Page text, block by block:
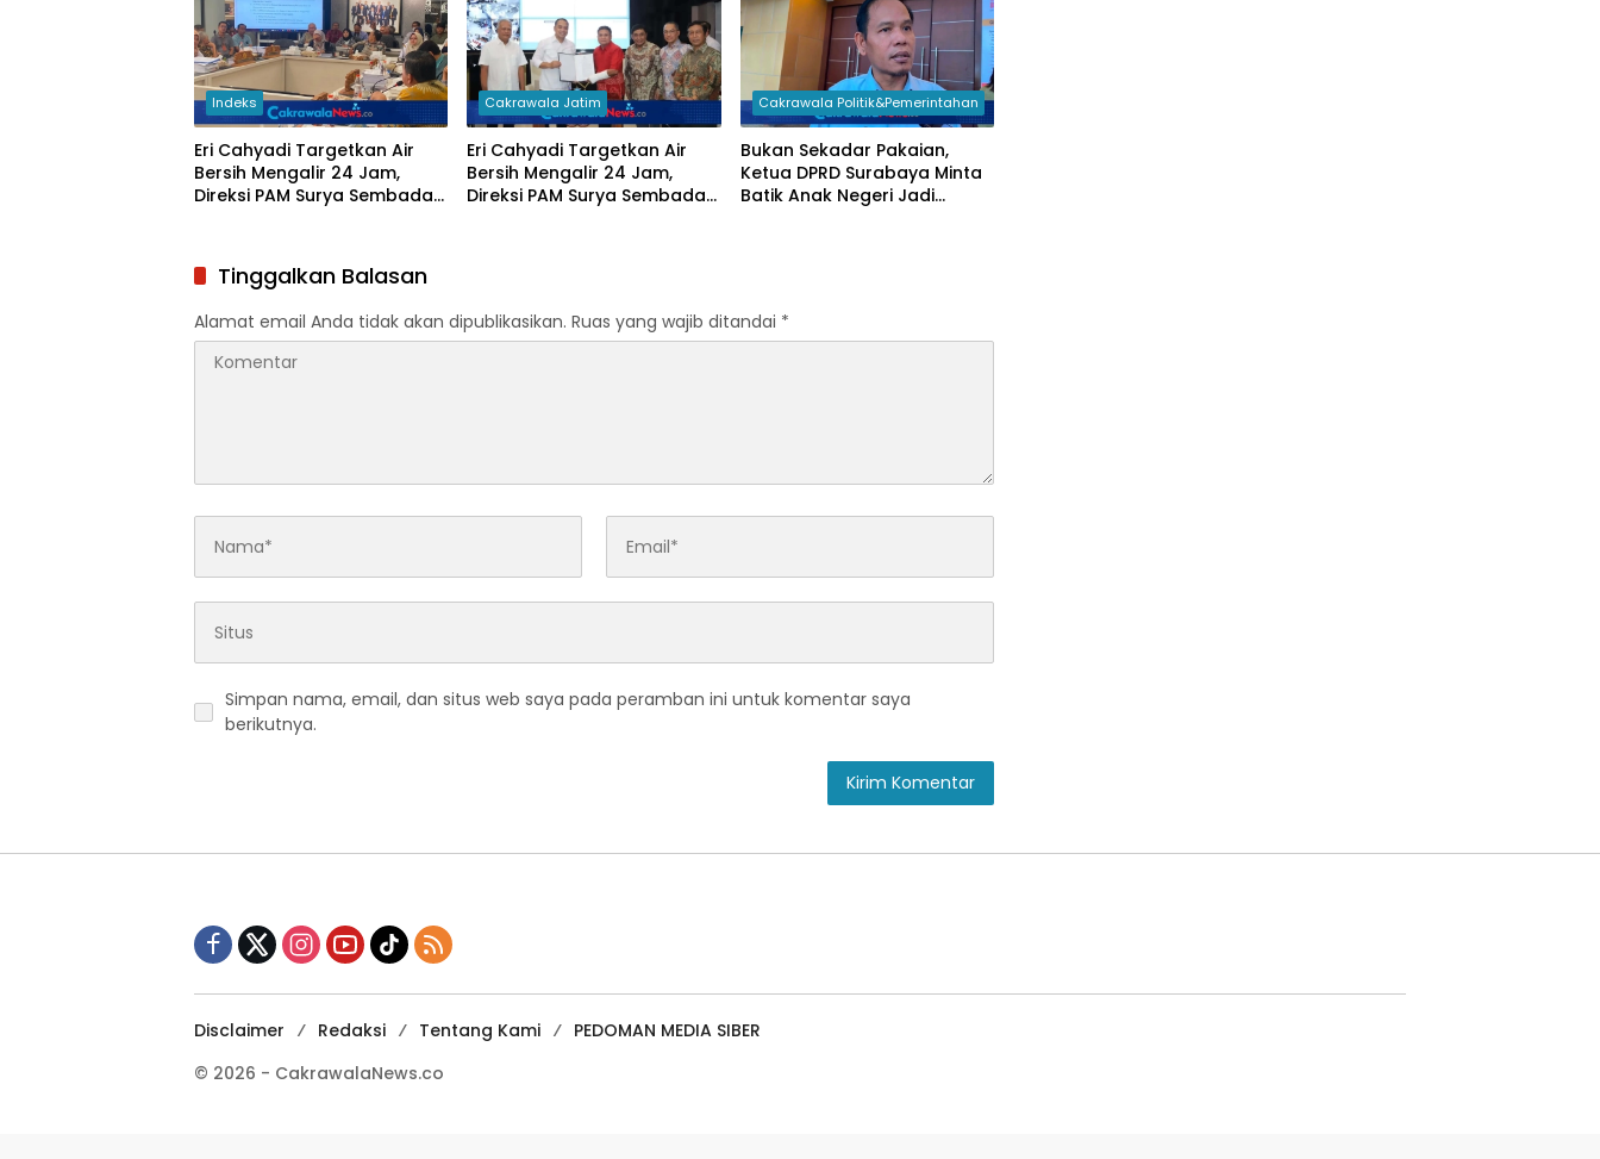
Indeks
Eri Cahyadi Targetkan Air
Bersih Mengalir 24 Jam,
Direksi PAM Surya Sembada
Cakrawala Jatim
Eri Cahyadi Targetkan Air
Bersih Mengalir 24 Jam,
Direksi PAM Surya Sembada
Cakrawala Politik&Pemerintahan
Bukan Sekadar Pakaian,
Ketua DPRD Surabaya Minta
Batik Anak Negeri Jadi
Tinggalkan Balasan
Alamat email Anda tidak akan dipublikasikan. Ruas yang wajib ditandai *
Simpan nama, email, dan situs web saya pada peramban ini untuk komentar saya
berikutnya.
Disclaimer Redaksi Tentang Kami
PEDOMAN MEDIA SIBER
© 2026 - CakrawalaNews.co